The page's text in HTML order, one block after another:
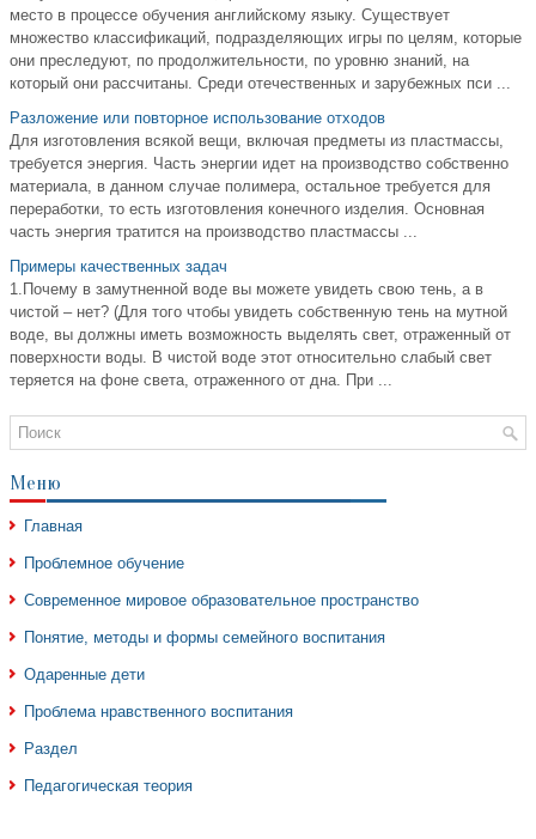
место в процессе обучения английскому языку. Существует
множество классификаций, подразделяющих игры по целям, которые
они преследуют, по продолжительности, по уровню знаний, на
который они рассчитаны. Среди отечественных и зарубежных пси ...
Разложение или повторное использование отходов
Для изготовления всякой вещи, включая предметы из пластмассы,
требуется энергия. Часть энергии идет на производство собственно
материала, в данном случае полимера, остальное требуется для
переработки, то есть изготовления конечного изделия. Основная
часть энергия тратится на производство пластмассы ...
Примеры качественных задач
1.Почему в замутненной воде вы можете увидеть свою тень, а в
чистой – нет? (Для того чтобы увидеть собственную тень на мутной
воде, вы должны иметь возможность выделять свет, отраженный от
поверхности воды. В чистой воде этот относительно слабый свет
теряется на фоне света, отраженного от дна. При ...
Меню
Главная
Проблемное обучение
Современное мировое образовательное пространство
Понятие, методы и формы семейного воспитания
Одаренные дети
Проблема нравственного воспитания
Раздел
Педагогическая теория